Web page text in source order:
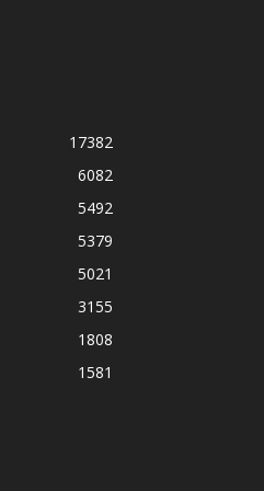
17382
6082
5492
5379
5021
3155
1808
1581